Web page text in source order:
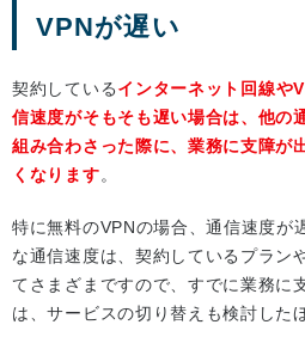
VPNが遅い
契約しているインターネット回線や
信速度がそもそも遅い場合は、他の
組み合わさった際に、業務に支障が
くなります。
特に無料のVPNの場合、通信速度が
な通信速度は、契約しているプラン
てさまざまですので、すでに業務に
は、サービスの切り替えも検討した